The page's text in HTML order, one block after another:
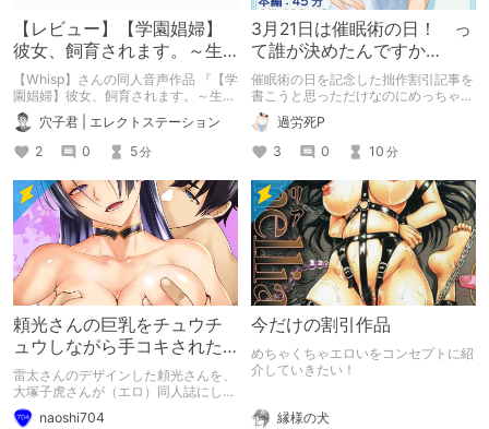
【レビュー】【学園娼婦】
彼女、飼育されます。～生
徒会書記～【プレミアムサ
ウンド2022】
【Whisp】さんの同人音声作品 『【学
園娼婦】彼女、飼育されます。～生徒
会書記～【プレミアムサウンド
2022】』 の紹介・感想です ■発売
日：2022年05月15日 ■価格：
1,980円 ■シナリオ：安泉 ■イラス
ト：海老原べにこ ■声優：木多野あ
り
穴子君 | エレクトステーション
2
0 5分
3月21日は催眠術の日！ っ
て誰が決めたんですか
ね？？
催眠術の日を記念した拙作割引記事を
書こうと思っただけなのにめっちゃ調
べるハメになった。
過労死P
3
0 10 分
頼光さんの巨乳をチュウチ
ュウしながら手コキされた
いだけの人生だった……
雷太さんのデザインした頼光さんを、
大塚子虎さんが（エロ）同人誌にした
だって……。 最高じゃないですか。
naoshi704
今だけの割引作品
めちゃくちゃエロいをコンセプトに紹
介していきたい！
縁様の犬